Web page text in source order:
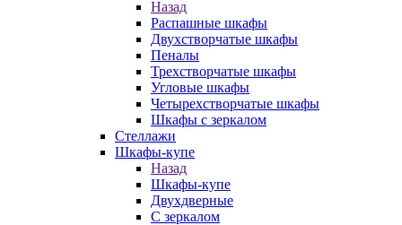
Назад
Распашные шкафы
Двухстворчатые шкафы
Пеналы
Трехстворчатые шкафы
Угловые шкафы
Четырехстворчатые шкафы
Шкафы с зеркалом
Стеллажи
Шкафы-купе
Назад
Шкафы-купе
Двухдверные
С зеркалом